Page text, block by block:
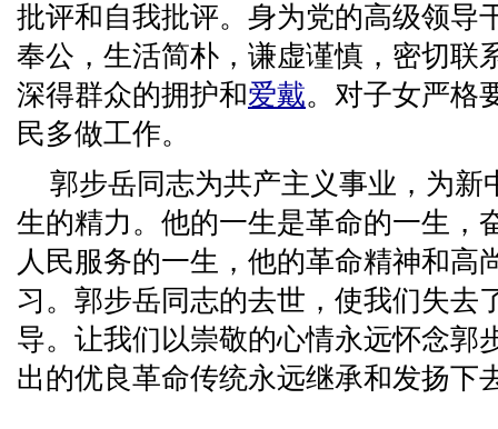
批评和自我批评。身为党的高级领导
奉公，生活简朴，谦虚谨慎，密切联
深得群众的拥护和爱戴。对子女严格
民多做工作。
郭步岳同志为共产主义事业，为新
生的精力。他的一生是革命的一生，
人民服务的一生，他的革命精神和高
习。郭步岳同志的去世，使我们失去
导。让我们以崇敬的心情永远怀念郭
出的优良革命传统永远继承和发扬下